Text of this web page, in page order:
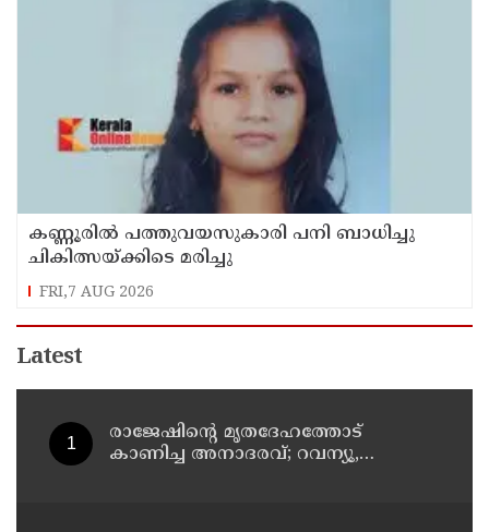
കണ്ണൂരിൽ പത്തുവയസുകാരി പനി ബാധിച്ചു
ചികിത്സയ്ക്കിടെ മരിച്ചു
FRI,7 AUG 2026
Latest
രാജേഷിന്റെ മൃതദേഹത്തോട്
കാണിച്ച അനാദരവ്; റവന്യൂ,